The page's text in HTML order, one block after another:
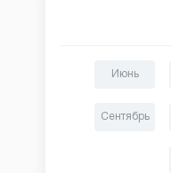
Июнь
Сентябрь